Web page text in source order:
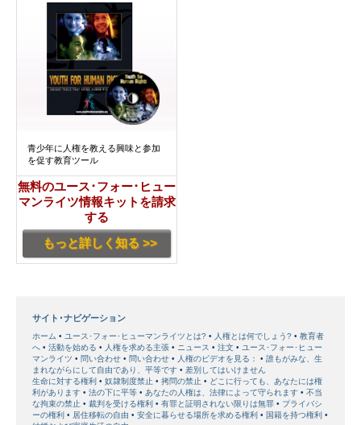
青少年に人権を教える興味と参加
を促す教育ツール
無料のユース･フォー･ヒュー
マンライツ情報キットを請求
する
もっと詳しく知る >>
サイト･ナビゲーション
ホーム ユース･フォー･ヒューマンライツとは? 人権とは何でしょう?
教育者
へ
活動を始める 人権を求める主張 ニュース 注文
ユース･フォー･ヒュー
マンライツ
問い合わせ 問い合わせ 人権のビデオを見る：
誰もがみな、生
まれながらにして自由であり、平等です
差別してはいけません
生命に対する権利
奴隷制度禁止 拷問の禁止
どこに行っても、あなたには権
利があります
法の下に平等 あなたの人権は、法律によって守られます
不当
な拘束の禁止
裁判を受ける権利 有罪と証明されない限りは無罪
プライバシ
ーの権利
居住移転の自由 安全に暮らせる場所を求める権利
国籍を持つ権利